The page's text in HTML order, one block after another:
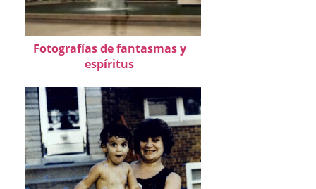
Fotografías de fantasmas y
espíritus